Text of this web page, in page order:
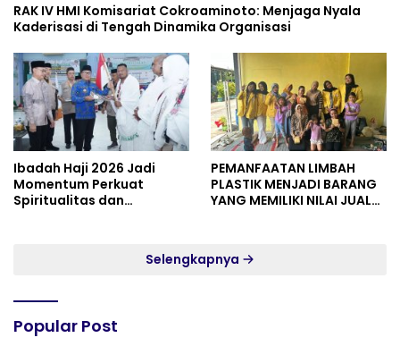
RAK IV HMI Komisariat Cokroaminoto: Menjaga Nyala
Kaderisasi di Tengah Dinamika Organisasi
Ibadah Haji 2026 Jadi
Momentum Perkuat
Spiritualitas dan
PEMANFAATAN LIMBAH
PLASTIK MENJADI BARANG
YANG MEMILIKI NILAI JUAL
Selengkapnya
Popular Post